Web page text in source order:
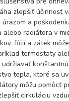
zlepšiť účinnosť
a
alebo radiátora v
fólií a zátek
termostaty
tepla, ktoré sa
môžu pomôcť
cirkuláciu